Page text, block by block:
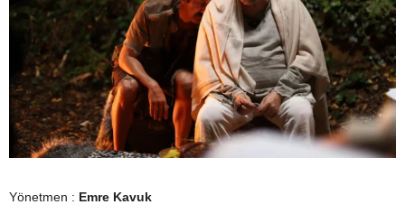
Yönetmen : Emre Kavuk